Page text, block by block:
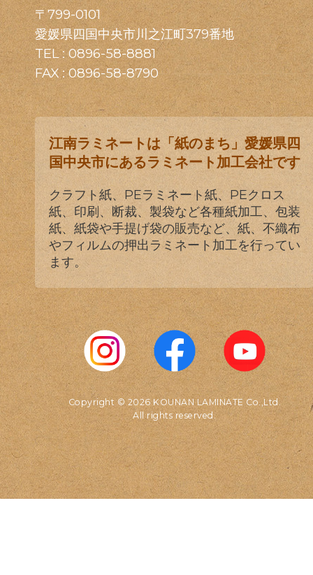
〒799-0101
愛媛県四国中央市川之江町379番地
TEL :0896-58-8881
FAX : 0896-58-8790
江南ラミネートは「紙のまち」愛媛県四
国中央市にあるラミネート加工会社です
クラフト紙、PEラミネート紙、PEクロス
紙、印刷、断裁、製袋など各種紙加工、包装
紙、紙袋や手提げ袋の販売など、紙、不織布
やフィルムの押出ラミネート加工を行ってい
ます。
Copyright © 2026 KOUNAN LAMINATE Co.,Ltd.
All rights reserved.